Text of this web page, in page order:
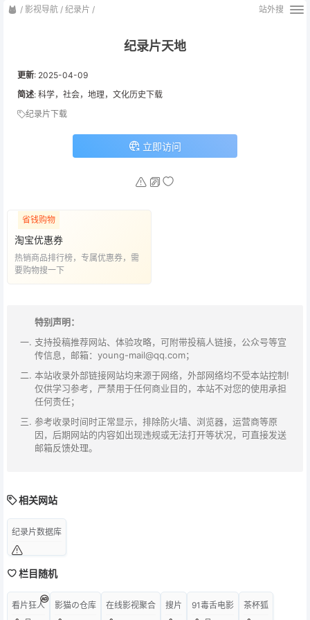
/ 影视导航 / 纪录片 / 站外搜
纪录片天地
更新: 2025-04-09
简述: 科学，社会，地理，文化历史下载
纪录片下载
立即访问
省钱购物
淘宝优惠券
热销商品排行榜，专属优惠券，需
要购物搜一下
特别声明：
支持投稿推荐网站、体验攻略，可附带投稿人链接，公众号等宣
传信息，邮箱：young-mail@qq.com；
本站收录外部链接网站均来源于网络，外部网络均不受本站控制!
仅供学习参考，严禁用于任何商业目的，本站不对您的使用承担
任何责任；
参考收录时间时正常显示，排除防火墙、浏览器，运营商等原
因，后期网站的内容如出现违规或无法打开等状况，可直接发送
邮箱反馈处理。
相关网站
纪录片数据库
栏目随机
看片狂人 影猫の仓库 在线影视聚合 搜片 91毒舌电影 茶杯狐